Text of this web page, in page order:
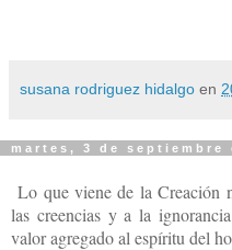
susana rodriguez hidalgo en
martes, 3 de septiembre
Lo que viene de la Creación
las creencias y a la
valor agregado al espíritu del